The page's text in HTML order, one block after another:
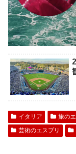
イタリア 旅の
芸術のエスプリ